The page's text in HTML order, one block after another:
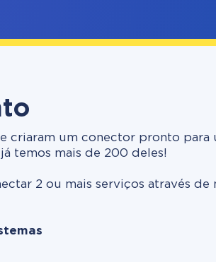
criaram um conector pronto para
temos mais de 200 deles!
2 ou mais serviços através de